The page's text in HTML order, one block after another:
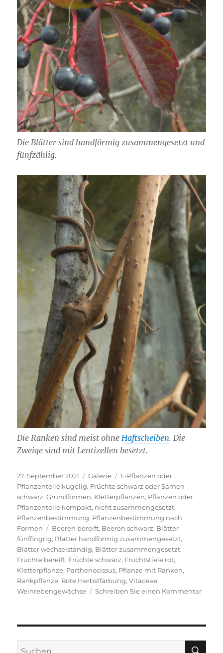
Die Blätter sind handförmig zusammengesetzt und
fünfzählig.
Die Ranken sind meist ohneHaftscheiben. Die
Zweige sind mit Lentizellen besetzt.
Veröffentlicht
am
27. September 2021 Format
Galerie Kategorien
1.-Pflanzen oder
Pflanzenteile kugelig, Früchte schwarz oder Samen
schwarz,Grundformen, Kletterpflanzen, Pflanzen oder
Pflanzenteile kompakt, nicht zusammengesetzt,
Pflanzenbestimmung, Pflanzenbestimmung nach
Formen
Schlagwörter
Beeren bereift, Beeren schwarz, Blätter
fünffingrig, Blätter handförmig zusammengesetzt,
Blätter wechselständig, Blätter zusammengesetzt,
Früchte bereift, Früchte schwarz, Fruchtstiele rot,
Kletterpflanze, Parthenocissus, Pflanze mit Ranken,
Rankpflanze, Rote Herbstfärbung,Vitaceae,
Weinrebengewächse
Schreiben Sie einen Kommentarzu
Suche